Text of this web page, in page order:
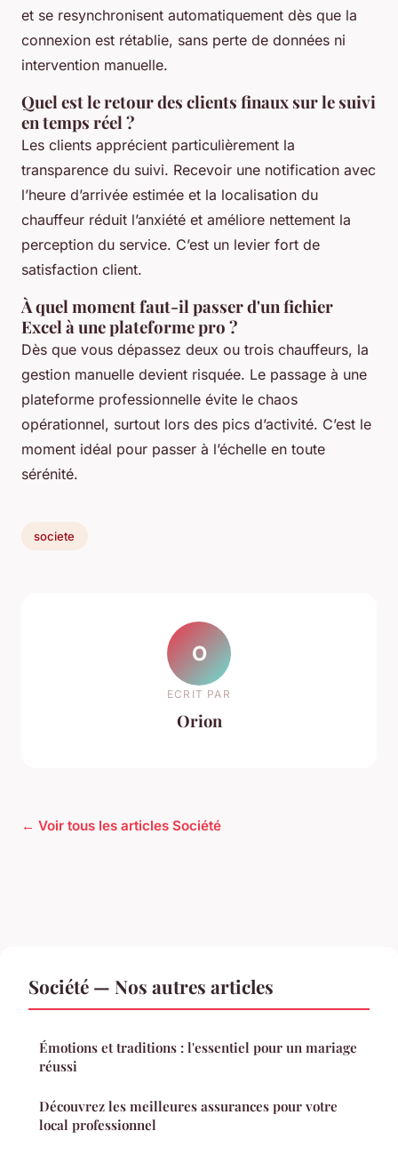
et se resynchronisent automatiquement dès que la
connexion est rétablie, sans perte de données ni
intervention manuelle.
Quel est le retour des clients finaux sur le suivi
en temps réel ?
Les clients apprécient particulièrement la
transparence du suivi. Recevoir une notification avec
l’heure d’arrivée estimée et la localisation du
chauffeur réduit l’anxiété et améliore nettement la
perception du service. C’est un levier fort de
satisfaction client.
À quel moment faut-il passer d'un fichier
Excel à une plateforme pro ?
Dès que vous dépassez deux ou trois chauffeurs, la
gestion manuelle devient risquée. Le passage à une
plateforme professionnelle évite le chaos
opérationnel, surtout lors des pics d’activité. C’est le
moment idéal pour passer à l’échelle en toute
sérénité.
societe
O
ECRIT PAR
Orion
← Voir tous les articles Société
Société — Nos autres articles
Émotions et traditions : l'essentiel pour un mariage
réussi
Découvrez les meilleures assurances pour votre
local professionnel